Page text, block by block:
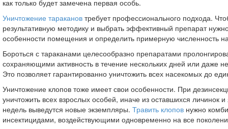
как только будет замечена первая особь.
Уничтожение тараканов требует профессионального подхода.
результативную методику и выбрать эффективный препарат
особенности помещения и определить примерную численность
Бороться с тараканами целесообразно препаратами
сохраняющими активность в течение нескольких дней или даже
Это позволяет гарантированно уничтожить всех насекомых до
Уничтожение клопов тоже имеет свои особенности. При
уничтожить всех взрослых особей, иначе из оставшихся личинок
недель выведутся новые экземпляры. Травить клопов нужно
инсектицидами, воздействующими одновременно на все